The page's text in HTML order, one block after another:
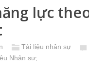
lực
Tài liệu nhân sự
Nhân sự;